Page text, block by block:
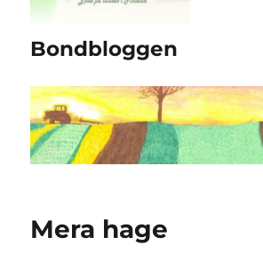
Bondbloggen
Mera hage